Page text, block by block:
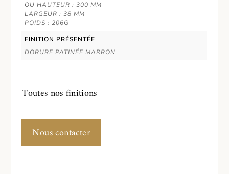
OU HAUTEUR : 300 MM
LARGEUR : 38 MM
POIDS : 206G
FINITION PRÉSENTÉE
DORURE PATINÉE MARRON
Toutes nos finitions
Nous contacter